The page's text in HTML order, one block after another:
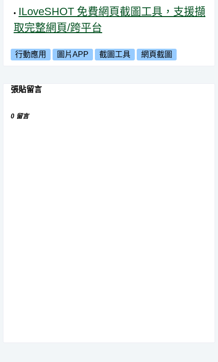
ILoveSHOT 免費網頁截圖工具，支援擷
取完整網頁/跨平台
行動應用 圖片APP 截圖工具 網頁截圖
張貼留言
0 留言